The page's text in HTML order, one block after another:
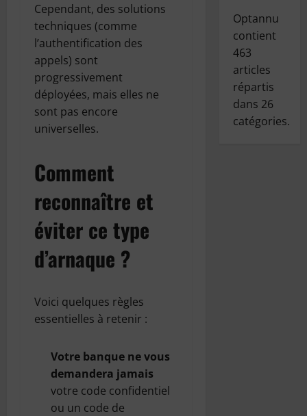
Cependant, des solutions
techniques (comme
l’authentification des
appels) sont
progressivement
déployées, mais elles ne
sont pas encore
universelles.
Comment
reconnaître et
éviter ce type
d’arnaque ?
Voici quelques règles
essentielles à retenir :
Votre banque ne vous
demandera jamais
votre code confidentiel
ou un code de
Optannu
contient
463
articles
répartis
dans 26
catégories.